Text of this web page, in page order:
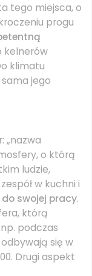
tego miejsca, o
progu
kelnerów
klimatu
jego
„nazwa
o którą
ludzie,
w kuchni i
swojej pracy.
którą
podczas
się w
Drugi aspekt